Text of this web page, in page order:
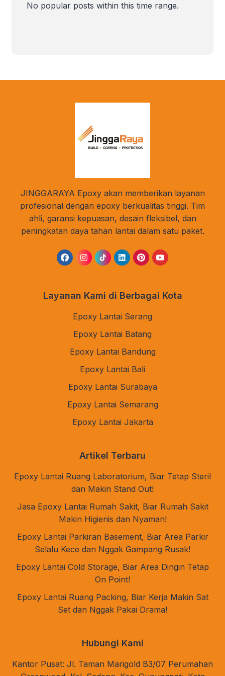
No popular posts within this time range.
JINGGARAYA Epoxy akan memberikan layanan
profesional dengan epoxy berkualitas tinggi. Tim
ahli, garansi kepuasan, desain fleksibel, dan
peningkatan daya tahan lantai dalam satu paket.
Layanan Kami di Berbagai Kota
Epoxy Lantai Serang
Epoxy Lantai Batang
Epoxy Lantai Bandung
Epoxy Lantai Bali
Epoxy Lantai Surabaya
Epoxy Lantai Semarang
Epoxy Lantai Jakarta
Artikel Terbaru
Epoxy Lantai Ruang Laboratorium, Biar Tetap Steril
dan Makin Stand Out!
Jasa Epoxy Lantai Rumah Sakit, Biar Rumah Sakit
Makin Higienis dan Nyaman!
Epoxy Lantai Parkiran Basement, Biar Area Parkir
Selalu Kece dan Nggak Gampang Rusak!
Epoxy Lantai Cold Storage, Biar Area Dingin Tetap
On Point!
Epoxy Lantai Ruang Packing, Biar Kerja Makin Sat
Set dan Nggak Pakai Drama!
Hubungi Kami
Kantor Pusat: Jl. Taman Marigold B3/07 Perumahan